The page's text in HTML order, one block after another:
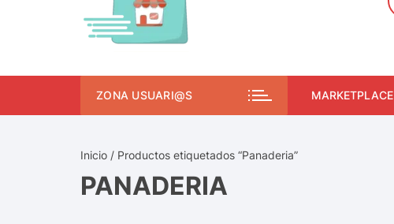
ZONA USUARI@S MARKETPLACE
Inicio / Productos etiquetados “Panaderia”
PANADERIA